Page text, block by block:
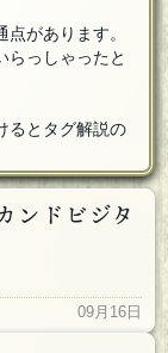
があります。
らっしゃったと
るとタグ解説の
ンドビジタ
09月16日